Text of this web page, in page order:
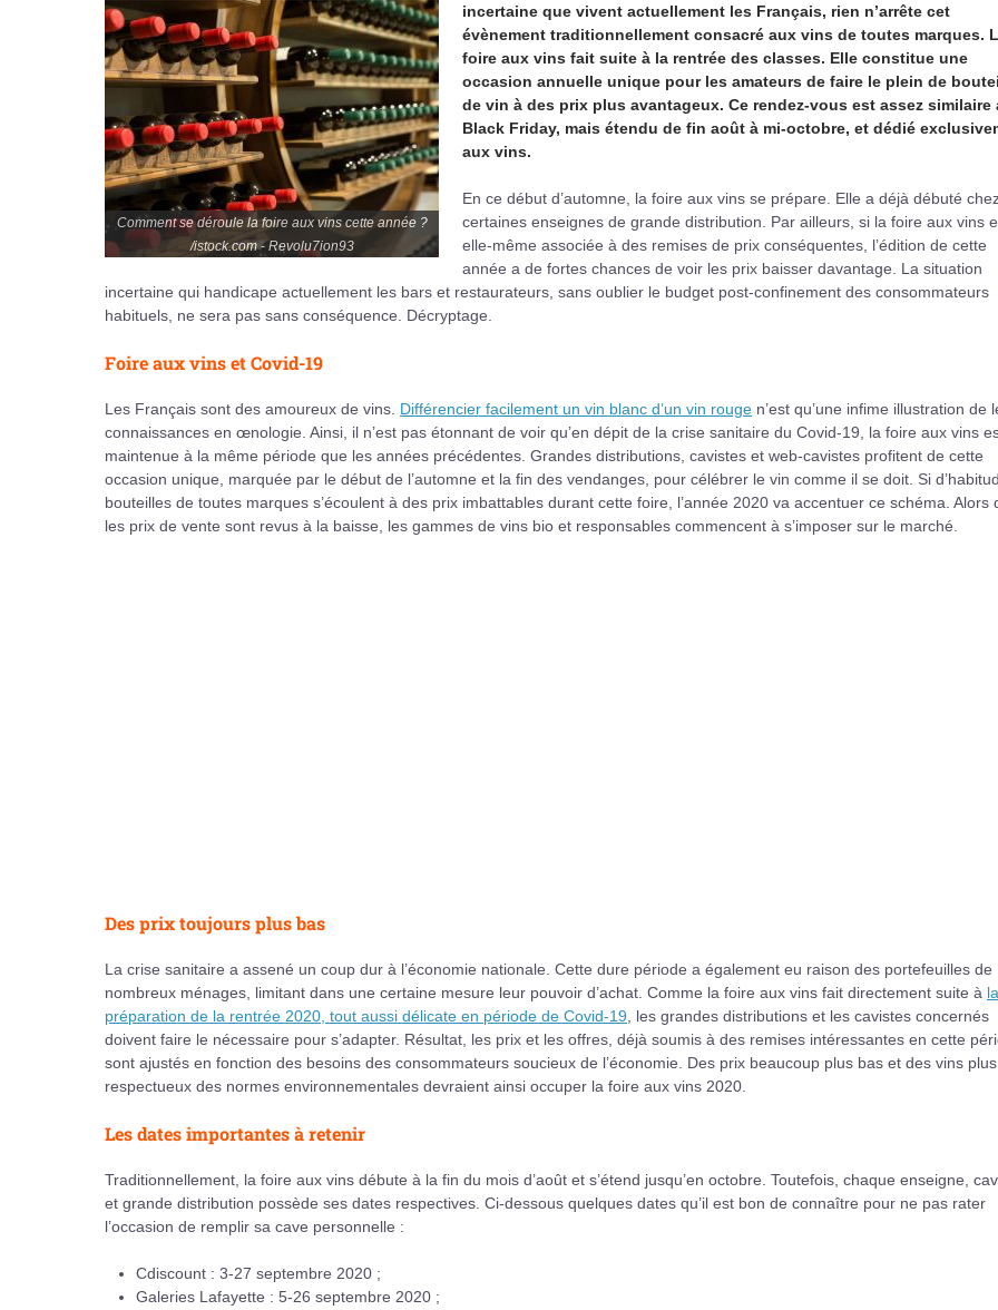
Comment se déroule la foire aux vins cette année ?
/istock.com - Revolu7ion93
incertaine que vivent actuellement les Français, rien n’arrête cet
évènement traditionnellement consacré aux vins de toutes marques.
foire aux vins fait suite à la rentrée des classes. Elle constitue une
occasion annuelle unique pour les amateurs de faire le plein de
de vin à des prix plus avantageux. Ce rendez-vous est assez similaire
Black Friday, mais étendu de fin août à mi-octobre, et dédié
aux vins.
En ce début d’automne, la foire aux vins se prépare. Elle a déjà débuté
certaines enseignes de grande distribution. Par ailleurs, si la foire aux vins
elle-même associée à des remises de prix conséquentes, l’édition de cette
année a de fortes chances de voir les prix baisser davantage. La situation
incertaine qui handicape actuellement les bars et restaurateurs, sans oublier le budget post-confinement des consommateurs
habituels, ne sera pas sans conséquence. Décryptage.
Foire aux vins et Covid-19
Les Français sont des amoureux de vins. Différencier facilement un vin blanc d’un vin rouge n’est qu’une infime illustration de
connaissances en œnologie. Ainsi, il n’est pas étonnant de voir qu’en dépit de la crise sanitaire du Covid-19, la foire aux vins
maintenue à la même période que les années précédentes. Grandes distributions, cavistes et web-cavistes profitent de cette
occasion unique, marquée par le début de l’automne et la fin des vendanges, pour célébrer le vin comme il se doit. Si
bouteilles de toutes marques s’écoulent à des prix imbattables durant cette foire, l’année 2020 va accentuer ce schéma. Alors
les prix de vente sont revus à la baisse, les gammes de vins bio et responsables commencent à s’imposer sur le marché.
Des prix toujours plus bas
La crise sanitaire a assené un coup dur à l’économie nationale. Cette dure période a également eu raison des portefeuilles de
nombreux ménages, limitant dans une certaine mesure leur pouvoir d’achat. Comme la foire aux vins fait directement suite à la
préparation de la rentrée 2020, tout aussi délicate en période de Covid-19 , les grandes distributions et les cavistes concernés
doivent faire le nécessaire pour s’adapter. Résultat, les prix et les offres, déjà soumis à des remises intéressantes en cette
sont ajustés en fonction des besoins des consommateurs soucieux de l’économie. Des prix beaucoup plus bas et des vins plus
respectueux des normes environnementales devraient ainsi occuper la foire aux vins 2020.
Les dates importantes à retenir
Traditionnellement, la foire aux vins débute à la fin du mois d’août et s’étend jusqu’en octobre. Toutefois, chaque enseigne,
et grande distribution possède ses dates respectives. Ci-dessous quelques dates qu’il est bon de connaître pour ne pas rater
l’occasion de remplir sa cave personnelle :
Cdiscount : 3-27 septembre 2020 ;
Galeries Lafayette : 5-26 septembre 2020 ;